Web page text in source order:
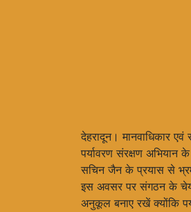
देहरादून। मानवाधिकार
पर्यावरण संरक्षण
सचिन जैन के प्रयास से
इस अवसर पर संगठन के
अनुकूल बनाए रखें क्योंकि